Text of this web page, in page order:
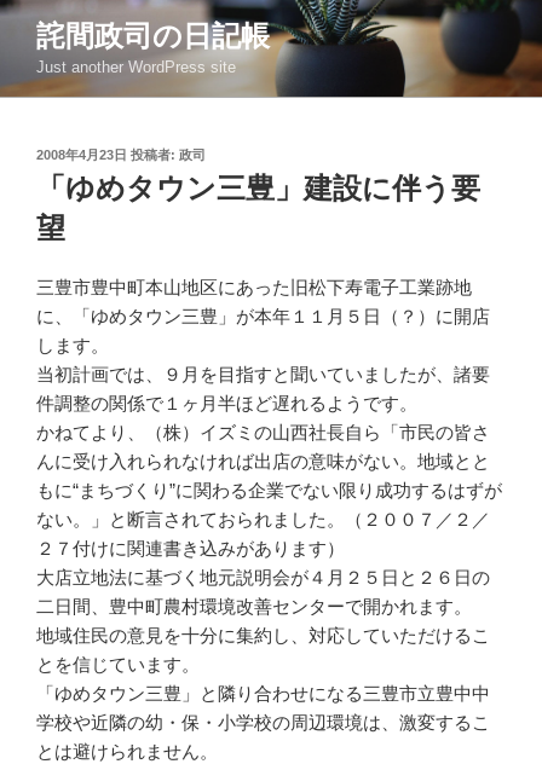
コ
ン
詫間政司の日記帳
Just another WordPress site
投
2008年4月23日 投稿者: 政司
「ゆめタウン三豊」建設に伴う要
望
三豊市豊中町本山地区にあった旧松下寿電子工業跡地
に、「ゆめタウン三豊」が本年１１月５日（？）に開店
します。
当初計画では、９月を目指すと聞いていましたが、諸要
件調整の関係で１ヶ月半ほど遅れるようです。
かねてより、（株）イズミの山西社長自ら「市民の皆さ
んに受け入れられなければ出店の意味がない。地域とと
もに“まちづくり”に関わる企業でない限り成功するはずが
ない。」と断言されておられました。（２００７／２／
２７付けに関連書き込みがあります）
大店立地法に基づく地元説明会が４月２５日と２６日の
二日間、豊中町農村環境改善センターで開かれます。
地域住民の意見を十分に集約し、対応していただけるこ
とを信じています。
「ゆめタウン三豊」と隣り合わせになる三豊市立豊中中
学校や近隣の幼・保・小学校の周辺環境は、激変するこ
とは避けられません。